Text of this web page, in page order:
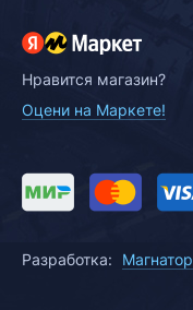
Нравится магазин?
Оцени на Маркете!
Разработка: Магнатор